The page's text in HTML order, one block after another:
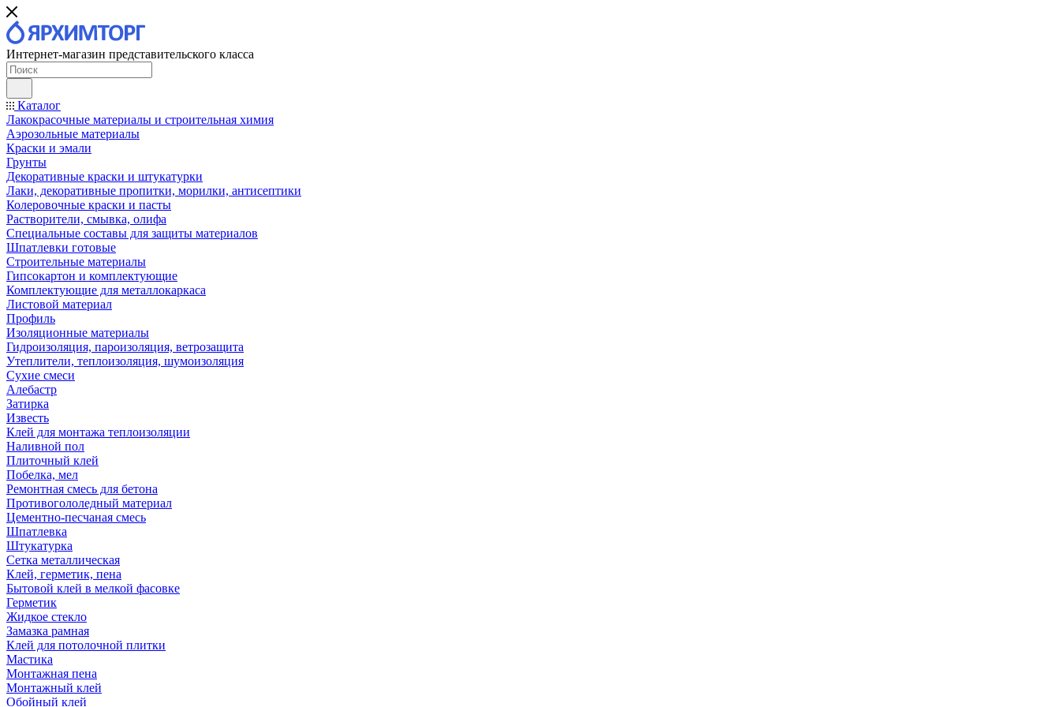
Интернет-магазин представительского класса
Каталог
Лакокрасочные материалы и строительная химия
Аэрозольные материалы
Краски и эмали
Грунты
Декоративные краски и штукатурки
Лаки, декоративные пропитки, морилки, антисептики
Колеровочные краски и пасты
Растворители, смывка, олифа
Специальные составы для защиты материалов
Шпатлевки готовые
Строительные материалы
Гипсокартон и комплектующие
Комплектующие для металлокаркаса
Листовой материал
Профиль
Изоляционные материалы
Гидроизоляция, пароизоляция, ветрозащита
Утеплители, теплоизоляция, шумоизоляция
Сухие смеси
Алебастр
Затирка
Известь
Клей для монтажа теплоизоляции
Наливной пол
Плиточный клей
Побелка, мел
Ремонтная смесь для бетона
Противогололедный материал
Цементно-песчаная смесь
Шпатлевка
Штукатурка
Сетка металлическая
Клей, герметик, пена
Бытовой клей в мелкой фасовке
Герметик
Жидкое стекло
Замазка рамная
Клей для потолочной плитки
Мастика
Монтажная пена
Монтажный клей
Обойный клей